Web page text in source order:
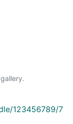
123456789/7